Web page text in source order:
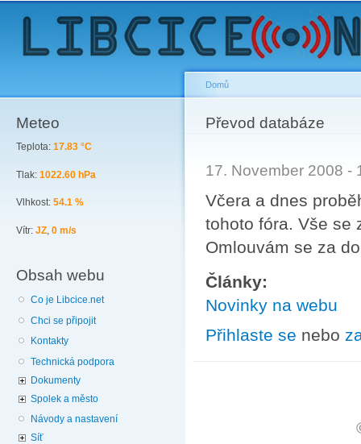
Meteo
Teplota: 17.83 °C
Tlak: 1022.60 hPa
Vlhkost: 54.1 %
Vítr: JZ, 0 m/s
Obsah webu
Co je Libcice.net
Chci se připojit
Kontakty
Technická podpora
Dokumenty
Spolek a město
Návody a nastavení
Síť
You are here
Domů
Převod databáze
17. November 2008
Včera a dnes
tohoto fóra. Vše se
Omlouvám se za
Články:
Novinky na webu
Přihlaste se nebo